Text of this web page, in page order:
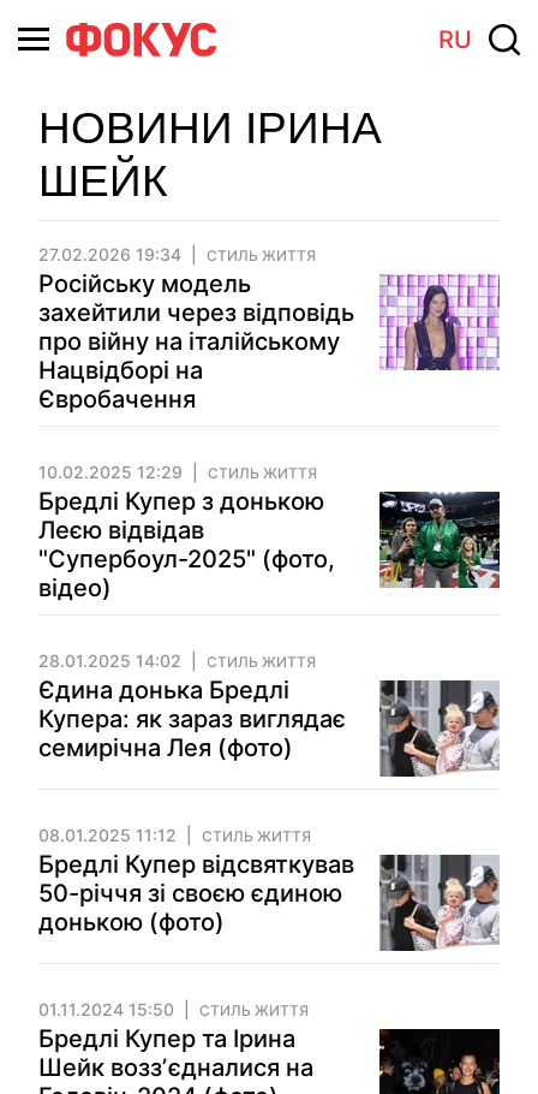
RU
НОВИНИ ІРИНА
ШЕЙК
27.02.2026 19:34 СТИЛЬ ЖИТТЯ
Російську модель
захейтили через відповідь
про війну на італійському
Нацвідборі на
Євробачення
10.02.2025 12:29 СТИЛЬ ЖИТТЯ
Бредлі Купер з донькою
Леєю відвідав
"Супербоул-2025" (фото,
відео)
28.01.2025 14:02 СТИЛЬ ЖИТТЯ
Єдина донька Бредлі
Купера: як зараз виглядає
семирічна Лея (фото)
08.01.2025 11:12 СТИЛЬ ЖИТТЯ
Бредлі Купер відсвяткував
50-річчя зі своєю єдиною
донькою (фото)
01.11.2024 15:50 СТИЛЬ ЖИТТЯ
Бредлі Купер та Ірина
Шейк воззʼєдналися на